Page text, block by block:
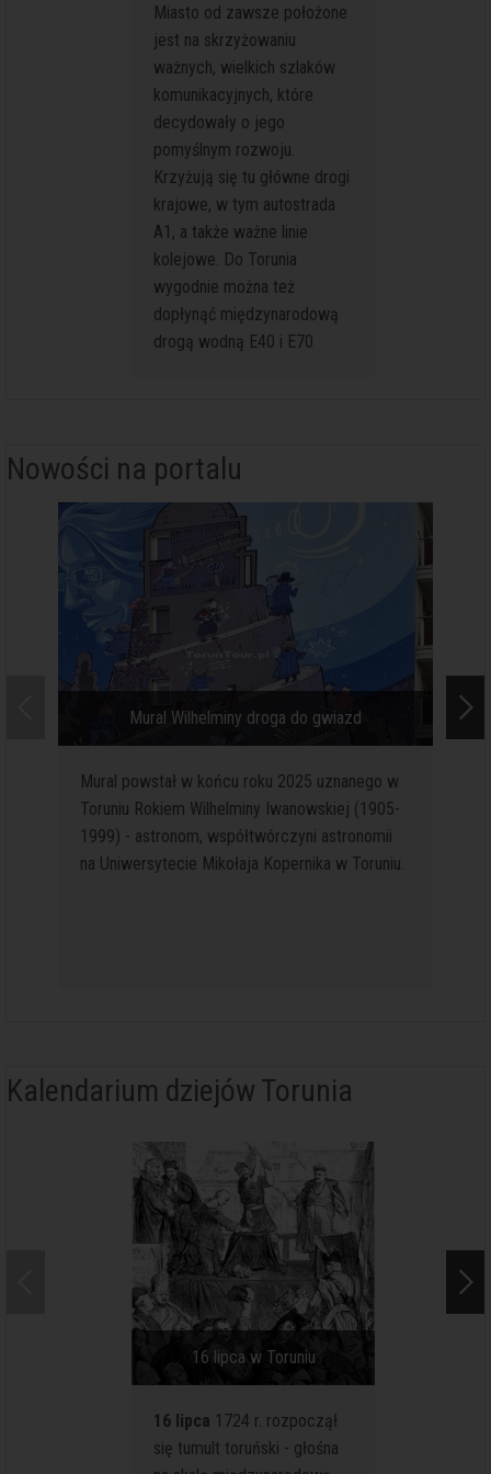
Miasto od zawsze położone
jest na skrzyżowaniu
ważnych, wielkich szlaków
komunikacyjnych, które
decydowały o jego
pomyślnym rozwoju.
Krzyżują się tu główne drogi
krajowe, w tym autostrada
A1, a także ważne linie
kolejowe. Do Torunia
wygodnie można też
dopłynąć międzynarodową
drogą wodną E40 i E70
Nowości na portalu
Mural Wilhelminy droga do gwiazd
Mural powstał w końcu roku 2025 uznanego w
Toruniu Rokiem Wilhelminy Iwanowskiej (1905-
1999) - astronom, współtwórczyni astronomii
na Uniwersytecie Mikołaja Kopernika w Toruniu.
Kalendarium dziejów Torunia
16 lipca w Toruniu
16 lipca 1724 r. rozpoczął
się tumult toruński - głośna